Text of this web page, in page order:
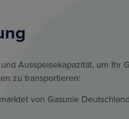
Ausspeisekapazität, um Ihr
zu transportieren:
von Gasunie